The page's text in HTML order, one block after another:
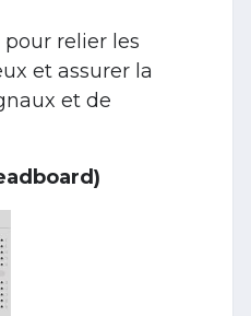
pour relier les
et assurer la
et de